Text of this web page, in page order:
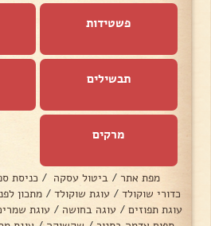
פשטידות
תבשילים
מרקים
מפת אתר / ביטול עסקה / כניסת
כדורי שוקולד / עוגת שוקולד / מתכון
עוגת תפוזים / עוגה בחושה / עוגת